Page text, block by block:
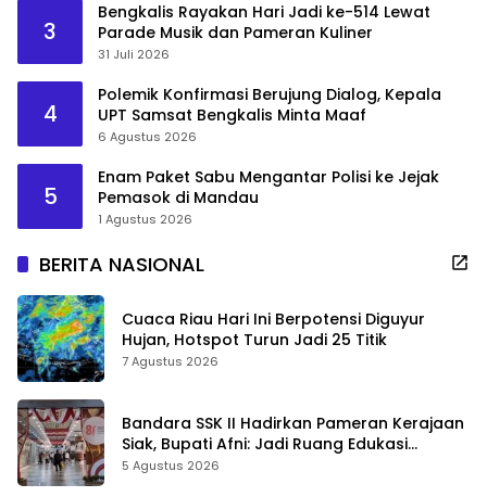
3
Bengkalis Rayakan Hari Jadi ke-514 Lewat
Parade Musik dan Pameran Kuliner
31 Juli 2026
4
Polemik Konfirmasi Berujung Dialog, Kepala
UPT Samsat Bengkalis Minta Maaf
6 Agustus 2026
5
Enam Paket Sabu Mengantar Polisi ke Jejak
Pemasok di Mandau
1 Agustus 2026
BERITA NASIONAL
Cuaca Riau Hari Ini Berpotensi Diguyur
Hujan, Hotspot Turun Jadi 25 Titik
7 Agustus 2026
Bandara SSK II Hadirkan Pameran Kerajaan
Siak, Bupati Afni: Jadi Ruang Edukasi
Sejarah Riau
5 Agustus 2026